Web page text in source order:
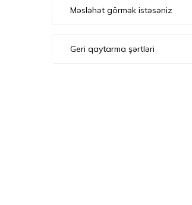
Məsləhət görmək istəsəniz
Geri qaytarma şərtləri